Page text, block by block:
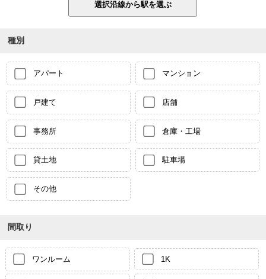
種別
アパート マンション
戸建て 店舗
事務所 倉庫・工場
貸土地 駐車場
その他
間取り
ワンルーム 1K